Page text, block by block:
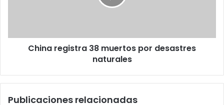
China registra 38 muertos por desastres
naturales
Publicaciones relacionadas